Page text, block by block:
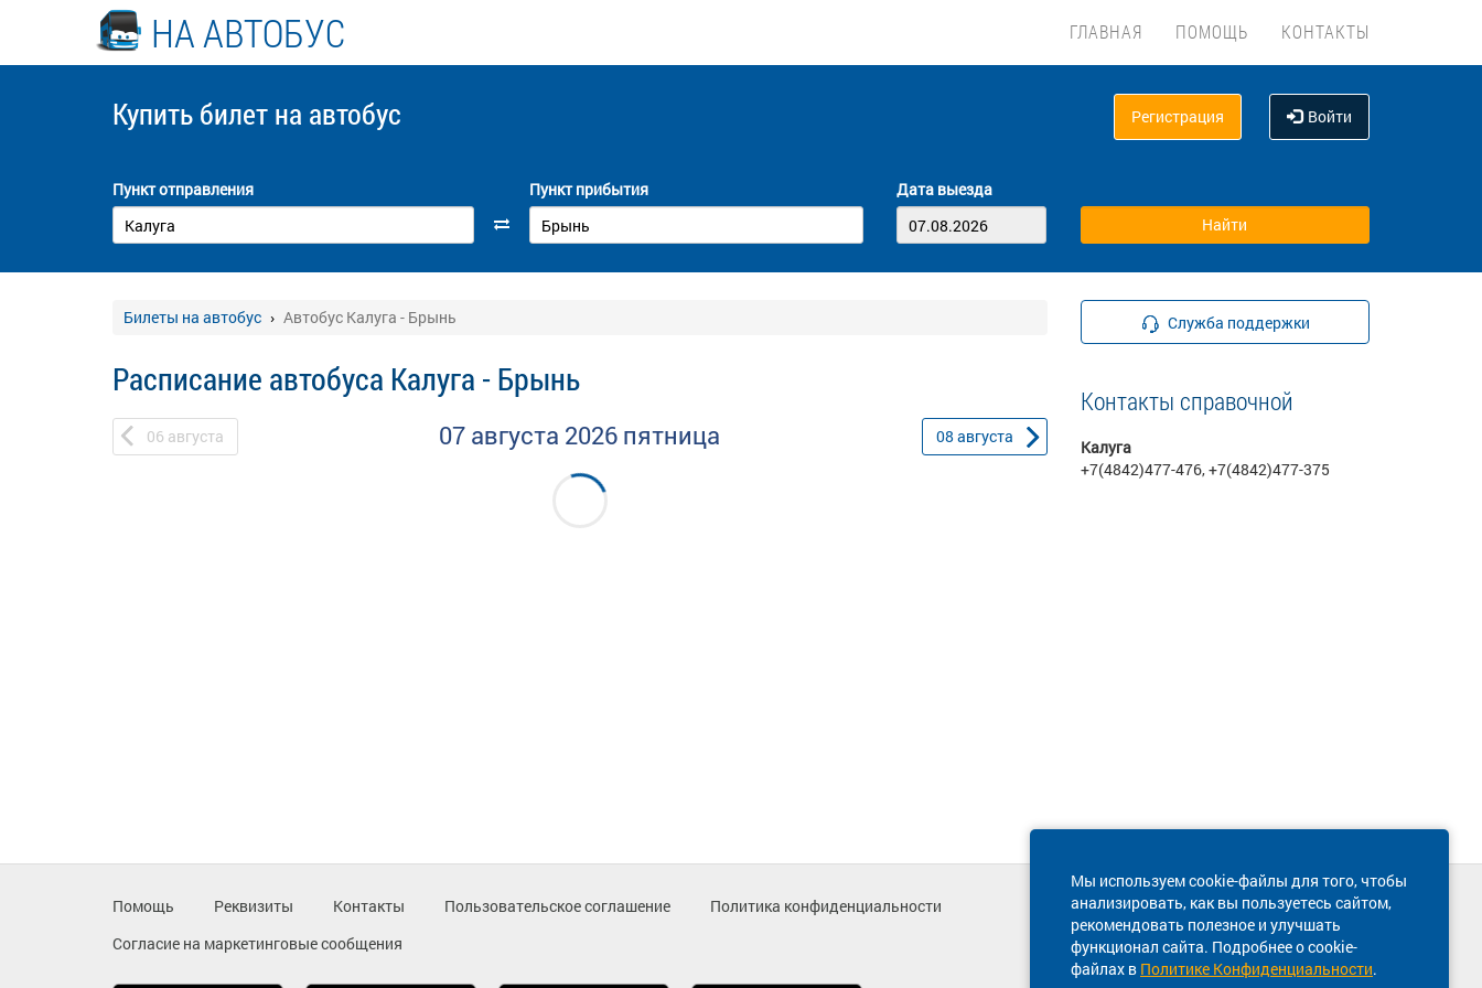
НА АВТОБУС ГЛАВНАЯ ПОМОЩЬ КОНТАКТЫ
Купить билет на автобус Регистрация Войти
Пункт отправления Пункт прибытия Дата выезда
Билеты на автобус Автобус Калуга - Брынь
Расписание автобуса Калуга - Брынь
06 августа 07 августа 2026 пятница 08 августа
Служба поддержки
Контакты справочной
Калуга
+7(4842)477-476, +7(4842)477-375
Мы используем cookie-файлы для того, чтобы
анализировать, как вы пользуетесь сайтом,
рекомендовать полезное и улучшать
функционал сайта. Подробнее о cookie-
файлах в Политике Конфиденциальности.
Помощь Реквизиты Контакты Пользовательское соглашение
Политика конфиденциальности
Согласие на маркетинговые сообщения
Техническая поддержка сайта
8 800 600-03-38